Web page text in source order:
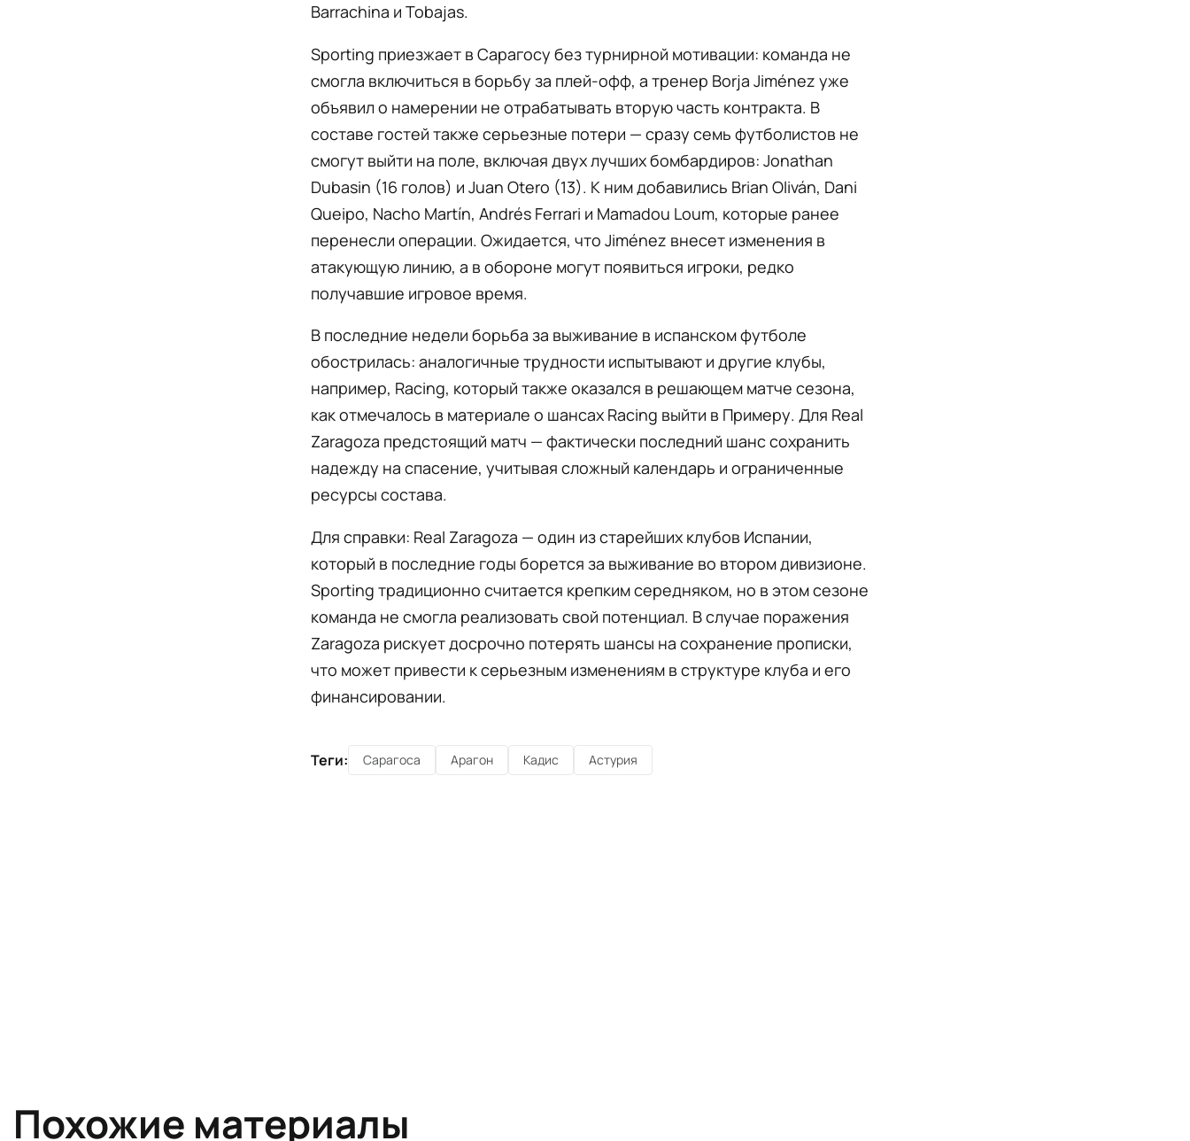
Barrachina и Tobajas.
Sporting приезжает в Сарагосу без турнирной мотивации: команда не
смогла включиться в борьбу за плей-офф, а тренер Borja Jiménez уже
объявил о намерении не отрабатывать вторую часть контракта. В
составе гостей также серьезные потери — сразу семь футболистов не
смогут выйти на поле, включая двух лучших бомбардиров: Jonathan
Dubasin (16 голов) и Juan Otero (13). К ним добавились Brian Oliván, Dani
Queipo, Nacho Martín, Andrés Ferrari и Mamadou Loum, которые ранее
перенесли операции. Ожидается, что Jiménez внесет изменения в
атакующую линию, а в обороне могут появиться игроки, редко
получавшие игровое время.
В последние недели борьба за выживание в испанском футболе
обострилась: аналогичные трудности испытывают и другие клубы,
например, Racing, который также оказался в решающем матче сезона,
как отмечалось в материале о шансах Racing выйти в Примеру. Для Real
Zaragoza предстоящий матч — фактически последний шанс сохранить
надежду на спасение, учитывая сложный календарь и ограниченные
ресурсы состава.
Для справки: Real Zaragoza — один из старейших клубов Испании,
который в последние годы борется за выживание во втором дивизионе.
Sporting традиционно считается крепким середняком, но в этом сезоне
команда не смогла реализовать свой потенциал. В случае поражения
Zaragoza рискует досрочно потерять шансы на сохранение прописки,
что может привести к серьезным изменениям в структуре клуба и его
финансировании.
Теги: Сарагоса Арагон Кадис Астурия
Похожие материалы